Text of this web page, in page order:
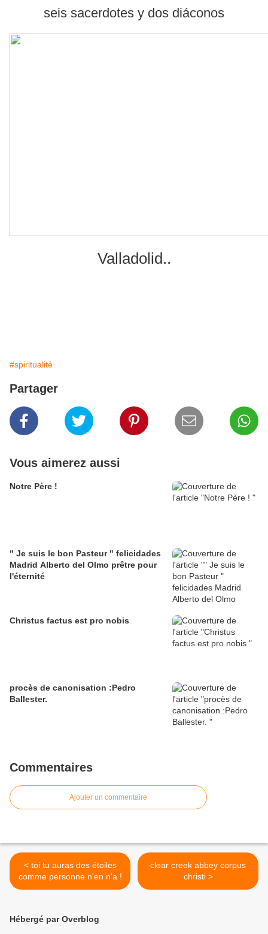
seis sacerdotes y dos diáconos
Valladolid..
#spiritualité
Partager
Vous aimerez aussi
Notre Père !
" Je suis le bon Pasteur " felicidades
Madrid Alberto del Olmo prêtre pour
l'éternité
Christus factus est pro nobis
procès de canonisation :Pedro
Ballester.
Commentaires
Ajouter un commentaire
< toi tu auras des étoiles
comme personne n'en n'a !
clear creek abbey corpus
christi >
Hébergé par Overblog